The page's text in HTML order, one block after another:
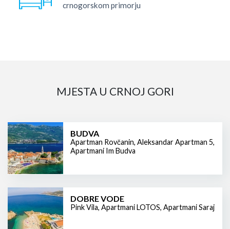
crnogorskom primorju
MJESTA U CRNOJ GORI
BUDVA
Apartman Rovčanin, Aleksandar Apartman 5,
Apartmani Im Budva
DOBRE VODE
Pink Vila, Apartmani LOTOS, Apartmani Saraj